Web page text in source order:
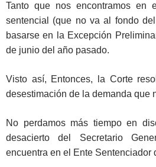
Tanto que nos encontramos en
sentencial (que no va al fondo
basarse en la Excepción
de junio del año pasado.
Visto así, Entonces, la Corte
desestimación de la demanda que
No perdamos más tiempo en
desacierto del Secretario
encuentra en el Ente Sentenciador